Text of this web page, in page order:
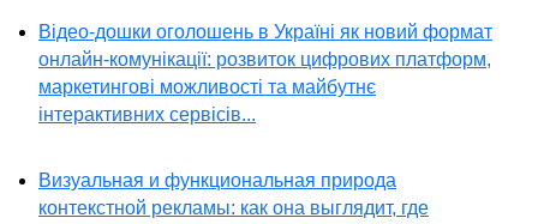
Відео-дошки оголошень в Україні як новий формат
онлайн-комунікації: розвиток цифрових платформ,
маркетингові можливості та майбутнє
інтерактивних сервісів...
Визуальная и функциональная природа
контекстной рекламы: как она выглядит, где